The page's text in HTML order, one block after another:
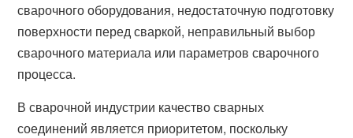
сварочного оборудования, недостаточную подготовку
поверхности перед сваркой, неправильный выбор
сварочного материала или параметров сварочного
процесса.
В сварочной индустрии качество сварных
соединений является приоритетом, поскольку